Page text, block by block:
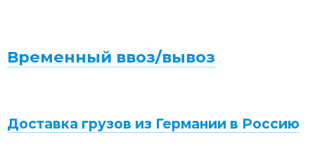
Временный ввоз/вывоз
Доставка грузов из Германии в Россию